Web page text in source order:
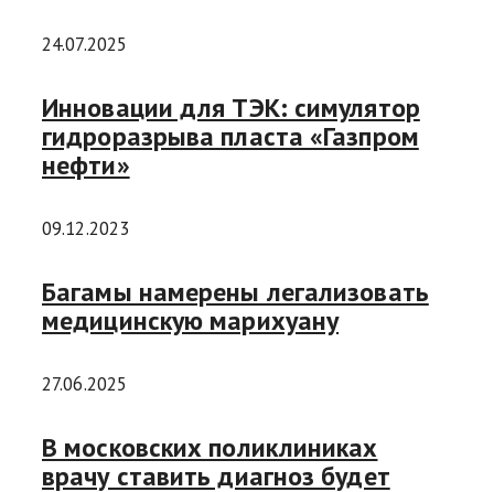
24.07.2025
Инновации для ТЭК: симулятор
гидроразрыва пласта «Газпром
нефти»
09.12.2023
Багамы намерены легализовать
медицинскую марихуану
27.06.2025
В московских поликлиниках
врачу ставить диагноз будет